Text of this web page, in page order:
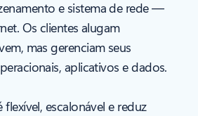
e sistema de rede —
Os clientes alugam
mas gerenciam seus
aplicativos e dados.
flexível, escalonável e reduz